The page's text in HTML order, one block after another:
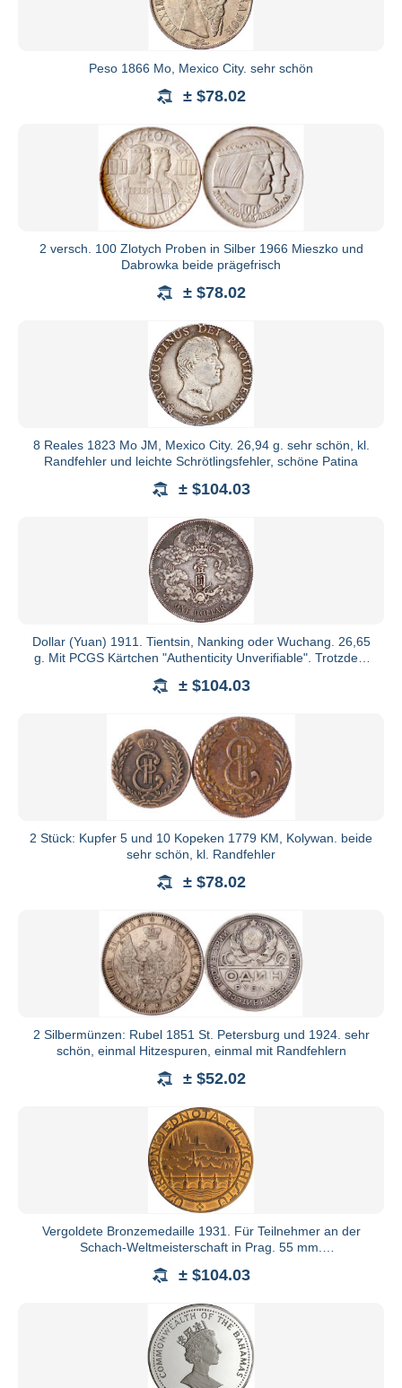
Peso 1866 Mo, Mexico City. sehr schön
± $78.02
2 versch. 100 Zlotych Proben in Silber 1966 Mieszko und
Dabrowka beide prägefrisch
± $78.02
8 Reales 1823 Mo JM, Mexico City. 26,94 g. sehr schön, kl.
Randfehler und leichte Schrötlingsfehler, schöne Patina
± $104.03
Dollar (Yuan) 1911. Tientsin, Nanking oder Wuchang. 26,65
g. Mit PCGS Kärtchen "Authenticity Unverifiable". Trotzdem
± $104.03
2 Stück: Kupfer 5 und 10 Kopeken 1779 KM, Kolywan. beide
sehr schön, kl. Randfehler
± $78.02
2 Silbermünzen: Rubel 1851 St. Petersburg und 1924. sehr
schön, einmal Hitzespuren, einmal mit Randfehlern
± $52.02
Vergoldete Bronzemedaille 1931. Für Teilnehmer an der
Schach-Weltmeisterschaft in Prag. 55 mm.
± $104.03